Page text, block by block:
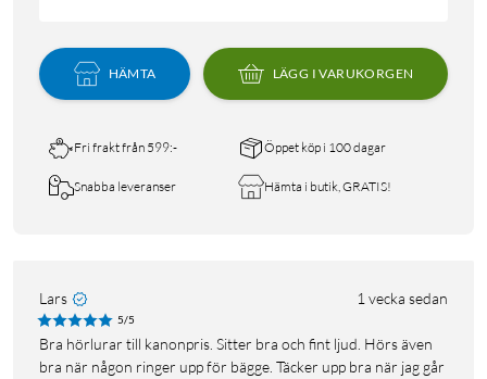
HÄMTA LÄGG I VARUKORGEN
Fri frakt från 599:- Öppet köp i 100 dagar
Snabba leveranser Hämta i butik, GRATIS!
Lars 1 vecka sedan
5/5
Bra hörlurar till kanonpris. Sitter bra och fint ljud. Hörs även
bra när någon ringer upp för bägge. Täcker upp bra när jag går